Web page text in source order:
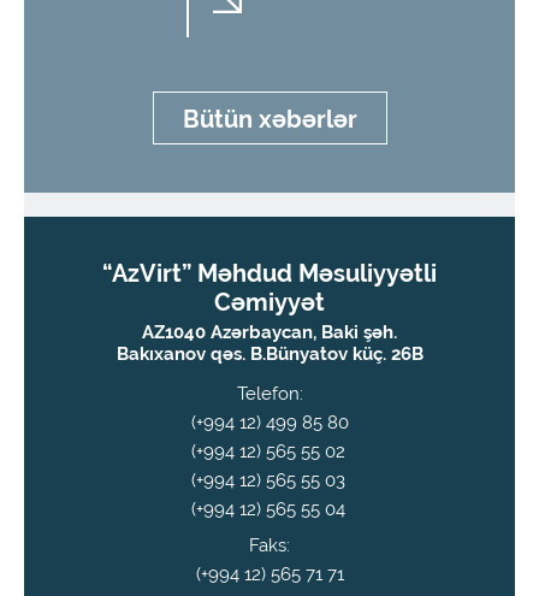
Bütün xəbərlər
“AzVirt” Məhdud Məsuliyyətli
Cəmiyyət
AZ1040 Azərbaycan, Baki şəh.
Bakıxanov qəs. B.Bünyatov küç. 26B
Telefon:
(+994 12) 499 85 80
(+994 12) 565 55 02
(+994 12) 565 55 03
(+994 12) 565 55 04
Faks:
(+994 12) 565 71 71